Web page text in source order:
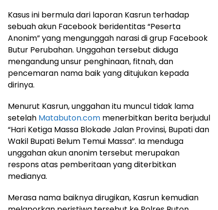
Kasus ini bermula dari laporan Kasrun terhadap
sebuah akun Facebook beridentitas “Peserta
Anonim” yang mengunggah narasi di grup Facebook
Butur Perubahan. Unggahan tersebut diduga
mengandung unsur penghinaan, fitnah, dan
pencemaran nama baik yang ditujukan kepada
dirinya.
Menurut Kasrun, unggahan itu muncul tidak lama
setelah Matabuton.com menerbitkan berita berjudul
“Hari Ketiga Massa Blokade Jalan Provinsi, Bupati dan
Wakil Bupati Belum Temui Massa”. Ia menduga
unggahan akun anonim tersebut merupakan
respons atas pemberitaan yang diterbitkan
medianya.
Merasa nama baiknya dirugikan, Kasrun kemudian